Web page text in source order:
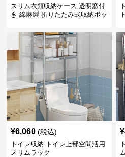
スリム衣類収納ケース 透明窓付
き 綿麻製 折りたたみ式収納ボッ
¥6,060 (税込)
トイレ収納 トイレ上部空間活用
スリムラック
¥